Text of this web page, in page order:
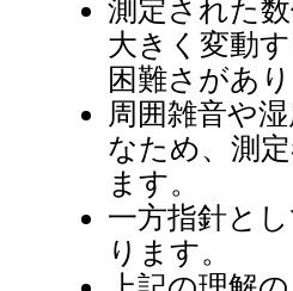
測定された
大きく変動
困難さがあり
周囲雑音や
なため、測
ます。
一方指針と
ります。